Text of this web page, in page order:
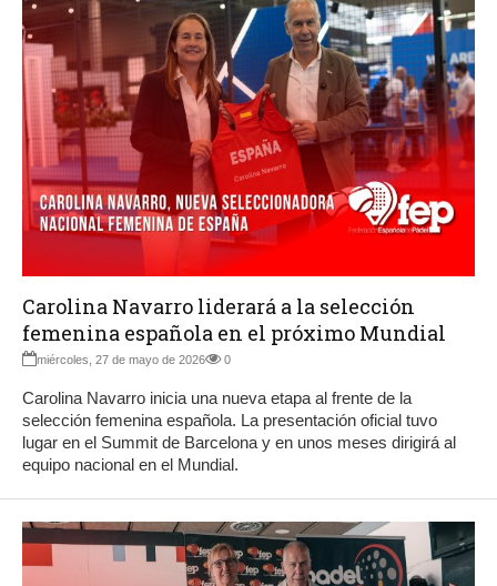
Carolina Navarro liderará a la selección
femenina española en el próximo Mundial
miércoles, 27 de mayo de 2026 0
Carolina Navarro inicia una nueva etapa al frente de la
selección femenina española. La presentación oficial tuvo
lugar en el Summit de Barcelona y en unos meses dirigirá al
equipo nacional en el Mundial.